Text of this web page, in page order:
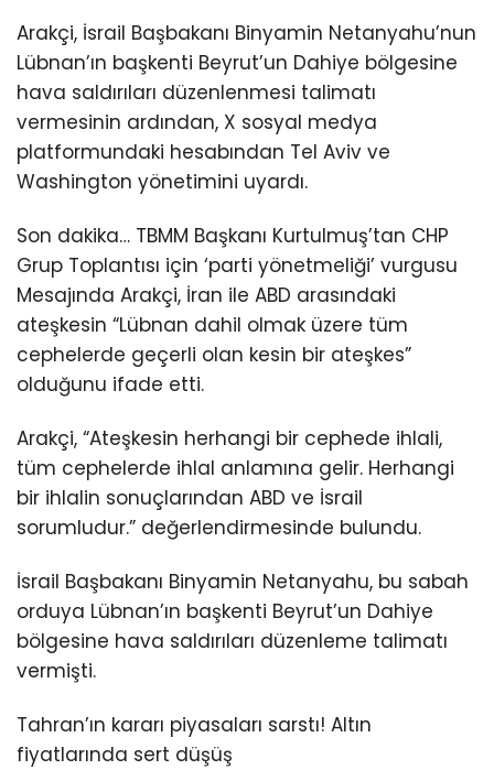
Arakçi, İsrail Başbakanı Binyamin Netanyahu’nun
Lübnan’ın başkenti Beyrut’un Dahiye bölgesine
hava saldırıları düzenlenmesi talimatı
vermesinin ardından, X sosyal medya
platformundaki hesabından Tel Aviv ve
Washington yönetimini uyardı.
Son dakika… TBMM Başkanı Kurtulmuş’tan CHP
Grup Toplantısı için ‘parti yönetmeliği’ vurgusu
Mesajında Arakçi, İran ile ABD arasındaki
ateşkesin “Lübnan dahil olmak üzere tüm
cephelerde geçerli olan kesin bir ateşkes”
olduğunu ifade etti.
Arakçi, “Ateşkesin herhangi bir cephede ihlali,
tüm cephelerde ihlal anlamına gelir. Herhangi
bir ihlalin sonuçlarından ABD ve İsrail
sorumludur.” değerlendirmesinde bulundu.
İsrail Başbakanı Binyamin Netanyahu, bu sabah
orduya Lübnan’ın başkenti Beyrut’un Dahiye
bölgesine hava saldırıları düzenleme talimatı
vermişti.
Tahran’ın kararı piyasaları sarstı! Altın
fiyatlarında sert düşüş